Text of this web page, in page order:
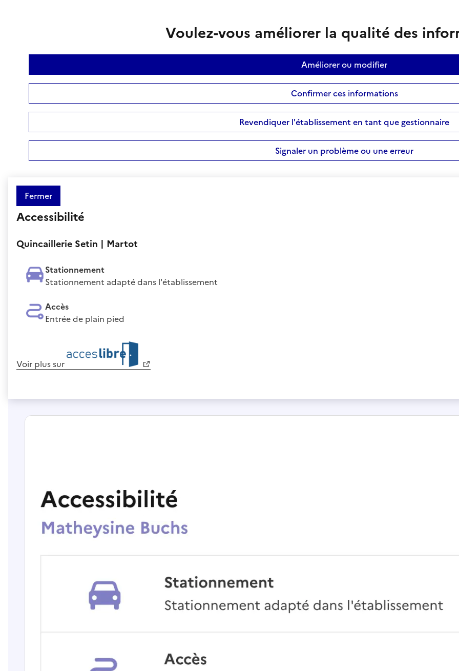
Voulez-vous améliorer la qualité des
Améliorer ou modifier
Confirmer ces informations
Revendiquer l'établissement en tant que gestionnaire
Signaler un problème ou une erreur
Fermer
Accessibilité
Quincaillerie Setin | Martot
Stationnement
Stationnement adapté dans l'établissement
Accès
Entrée de plain pied
Voir plus sur